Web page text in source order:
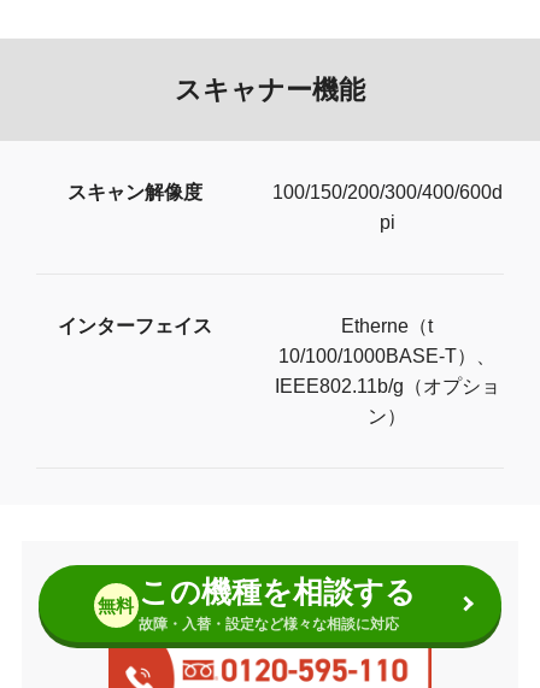
スキャナー機能
スキャン解像度
100/150/200/300/400/600d
pi
インターフェイス
Etherne（t
10/100/1000BASE-T）、
IEEE802.11b/g（オプショ
ン）
無料 この機種を相談する
故障・入替・設定など様々な相談に対応